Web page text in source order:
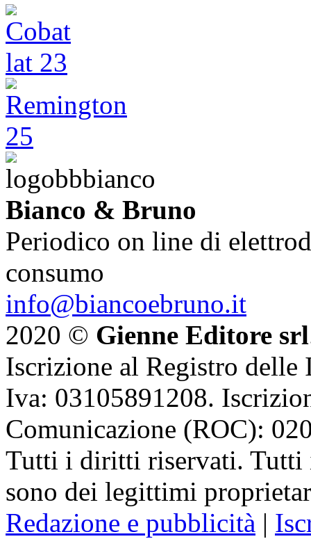
Bianco & Bruno
Periodico on line di
consumo
info@biancoebruno.it
2020 © Gienne Editore srl
Iscrizione al Registro delle
Iva: 03105891208.
Comunicazione (ROC):
Tutti i diritti riservati. Tutti
sono dei legittimi
Redazione e pubblicità |